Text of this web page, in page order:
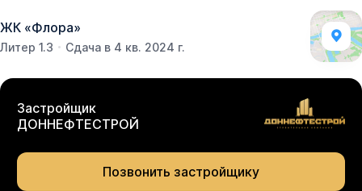
ЖК «Флора»
Литер 1.3 Сдача в 4 кв. 2024 г.
Застройщик
ДОННЕФТЕСТРОЙ
Позвонить застройщику